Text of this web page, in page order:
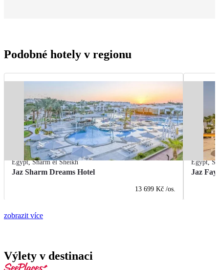
Podobné hotely v regionu
Egypt,Sharm el Sheikh
Jaz Sharm Dreams Hotel
13 699 Kč /os.
Egypt,
Jaz
zobrazit více
Výlety v destinaci